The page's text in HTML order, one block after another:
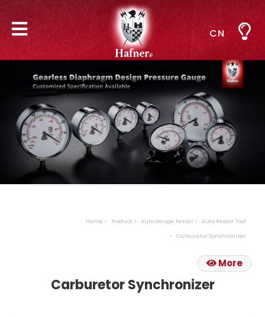
CN
Home Product Auto Gauge Tester
Auto Repair Tool
Carburetor Synchronizer
More
Carburetor Synchronizer